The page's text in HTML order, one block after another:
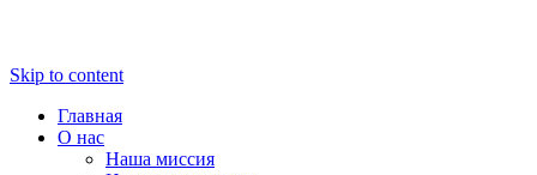
Skip to content
Главная
О нас
Наша миссия